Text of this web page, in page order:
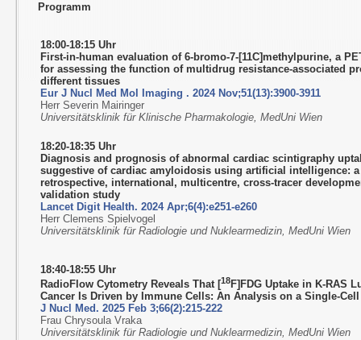
Programm
18:00-18:15 Uhr
First-in-human evaluation of 6-bromo-7-[11C]methylpurine, a
for assessing the function of multidrug resistance-associated
different tissues
Eur J Nucl Med Mol Imaging . 2024 Nov;51(13):3900-3911
Herr Severin Mairinger
Universitätsklinik für Klinische Pharmakologie, MedUni Wien
18:20-18:35 Uhr
Diagnosis and prognosis of abnormal cardiac scintigraphy
suggestive of cardiac amyloidosis using artificial intelligence: a
retrospective, international, multicentre, cross-tracer
validation study
Lancet Digit Health. 2024 Apr;6(4):e251-e260
Herr Clemens Spielvogel
Universitätsklinik für Radiologie und Nuklearmedizin, MedUni Wien
18:40-18:55 Uhr
RadioFlow Cytometry Reveals That [18F]FDG Uptake in K-RAS
Cancer Is Driven by Immune Cells: An Analysis on a Single-
J Nucl Med. 2025 Feb 3;66(2):215-222
Frau Chrysoula Vraka
Universitätsklinik für Radiologie und Nuklearmedizin, MedUni Wien